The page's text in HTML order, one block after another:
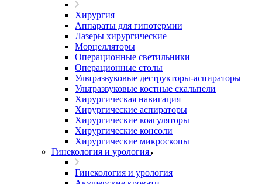
Хирургия
Аппараты для гипотермии
Лазеры хирургические
Морцелляторы
Операционные светильники
Операционные столы
Ультразвуковые деструкторы-аспираторы
Ультразвуковые костные скальпели
Хирургическая навигация
Хирургические аспираторы
Хирургические коагуляторы
Хирургические консоли
Хирургические микроскопы
Гинекология и урология
Гинекология и урология